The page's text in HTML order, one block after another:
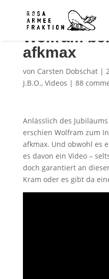
Wolfram
afkmax
von Carsten Dobschat|
J.B.O., Videos | 88
Anlässlich des
erschien Wolfram zum
afkmax. Und obwohl es
es davon ein Video –
doch garantiert an
Kram oder es gibt da